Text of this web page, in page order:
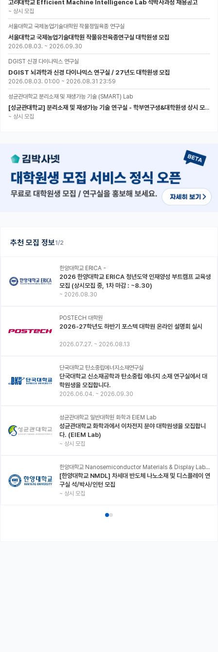
추천 모집 정보1/2
한양대학교 ERICA -
2026 한양대학교 ERICA 청년도약 인재양성 부트캠프 교육생
모집 (상시모집 중, 1차 마감 : ~8.30)
~ 2026.08.30
POSTECH 대학원
2026-27학년도 하반기 포스텍 대학원 온라인 설명회 실시
2026.07.27. ~ 2026.08.13
단국대학교 탄소중립에너지소재연구실
단국대학교 신소재공학과 탄소중립 에너지 소재 연구실에서 대
학원생을 모집합니다.
2026.06.04. ~ 2026.09.30
성균관대학교 일반대학원 화학과 EIEM Lab
성균관대학교 화학과에서 이차전지 분야 대학원생을 모집합니
다. (EIEM Lab)
~ 상시 모집
한양대학교 Nanosemiconductor Materials & Display Laboratory
[한양대학교 NMDL] 차세대 반도체 나노소재 및 디스플레이 연
구실 석/박사/인턴 모집
~ 상시 모집
고려대학교 Efficient Machine Intelligence Lab 석박사과정 채용공고
~ 상시 모집
서울대학교 국제농업기술대학원 작물정밀육종 연구실
서울대학교 국제농업기술대학원 작물유전육종연구실 대학원생 모집
2026.08.03. ~ 2026.09.30
DGIST 신경 다이나믹스 연구실
DGIST 뇌과학과 신경 다이나믹스 연구실 / 27년도 대학원생 모집
2026.08.03. 01:00 ~ 2026.08.31 23:59
성균관대학교 분리소재 및 재생가능 기술 (SMART) Lab
[성균관대학교] 분리소재 및 재생가능 기술 연구실 - 학부연구생&대학원생 상시 모집 (미래에너지공학과)
~ 상시 모집